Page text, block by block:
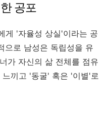
공포
게 '자율성 상실'이라는 공
으로 남성은 독립성을 유
가 자신의 삶 전체를 점유
끼고 '동굴' 혹은 '이별'로